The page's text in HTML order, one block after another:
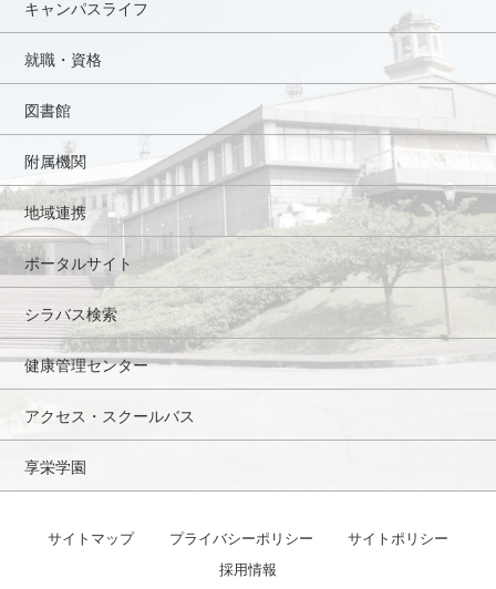
キャンパスライフ
就職・資格
図書館
附属機関
地域連携
ポータルサイト
シラバス検索
健康管理センター
アクセス・スクールバス
享栄学園
サイトマップ プライバシーポリシー
サイトポリシー
採用情報